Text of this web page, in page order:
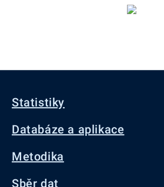
Statistiky
Databáze a aplikace
Metodika
Sběr dat